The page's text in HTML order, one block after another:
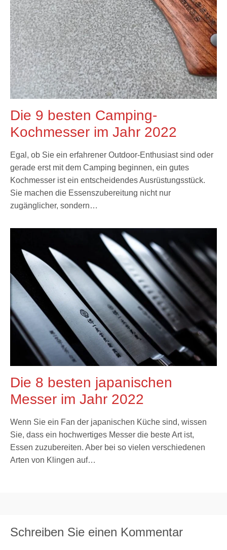
Die 9 besten Camping-
Kochmesser im Jahr 2022
Egal, ob Sie ein erfahrener Outdoor-Enthusiast sind oder
gerade erst mit dem Camping beginnen, ein gutes
Kochmesser ist ein entscheidendes Ausrüstungsstück.
Sie machen die Essenszubereitung nicht nur
zugänglicher, sondern…
Die 8 besten japanischen
Messer im Jahr 2022
Wenn Sie ein Fan der japanischen Küche sind, wissen
Sie, dass ein hochwertiges Messer die beste Art ist,
Essen zuzubereiten. Aber bei so vielen verschiedenen
Arten von Klingen auf…
Schreiben Sie einen Kommentar